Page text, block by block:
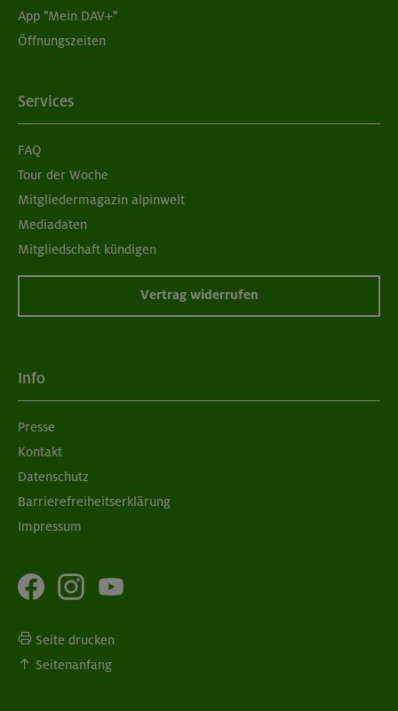
App "Mein DAV+"
Öffnungszeiten
Services
FAQ
Tour der Woche
Mitgliedermagazin alpinwelt
Mediadaten
Mitgliedschaft kündigen
Vertrag widerrufen
Info
Presse
Kontakt
Datenschutz
Barrierefreiheitserklärung
Impressum
Seite drucken
Seitenanfang